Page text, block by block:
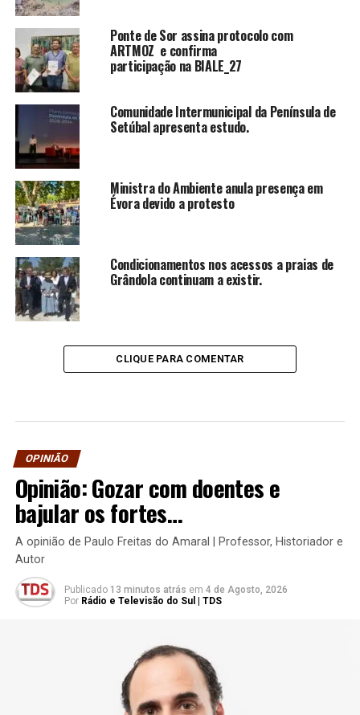
Ponte de Sor assina protocolo com
ARTMOZ e confirma
participação na BIALE_27
Comunidade Intermunicipal da Península de
Setúbal apresenta estudo.
Ministra do Ambiente anula presença em
Évora devido a protesto
Condicionamentos nos acessos a praias de
Grândola continuam a existir.
CLIQUE PARA COMENTAR
OPINIÃO
Opinião: Gozar com doentes e
bajular os fortes…
A opinião de Paulo Freitas do Amaral | Professor, Historiador e
Autor
Publicado 13 minutos atrás em 4 de Agosto, 2026
Por Rádio e Televisão do Sul | TDS